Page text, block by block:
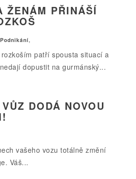
ŽENÁM PŘINÁŠÍ
Podnikání,
patří spousta situací a
dopustit na gurmánský...
DODÁ NOVOU
vašeho vozu totálně změní
Váš...